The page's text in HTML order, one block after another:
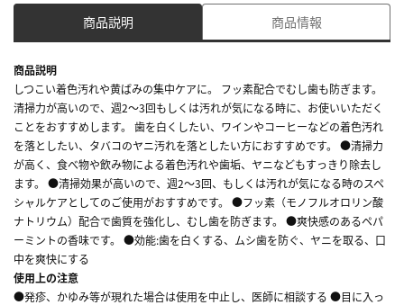
商品説明 商品情報
商品説明
しつこい着色汚れや黄ばみの集中ケアに。 フッ素配合でむし歯も防ぎます。
清掃力が高いので、週2～3回もしくは汚れが気になる時に、お使いいただく
ことをおすすめします。 歯を白くしたい、ワインやコーヒーなどの着色汚れ
を落としたい、タバコのヤニ汚れを落としたい方におすすめです。 ●清掃力
が高く、食べ物や飲み物による着色汚れや歯垢、ヤニなどもすっきり除去し
ます。 ●清掃効果が高いので、週2～3回、もしくは汚れが気になる時のスペ
シャルケアとしてのご使用がおすすめです。 ●フッ素（モノフルオロリン酸
ナトリウム）配合で歯質を強化し、むし歯を防ぎます。 ●爽快感のあるペパ
ーミントの香味です。 ●効能:歯を白くする、ムシ歯を防ぐ、ヤニを取る、口
中を爽快にする
使用上の注意
●発疹、かゆみ等が現れた場合は使用を中止し、医師に相談する ●目に入っ